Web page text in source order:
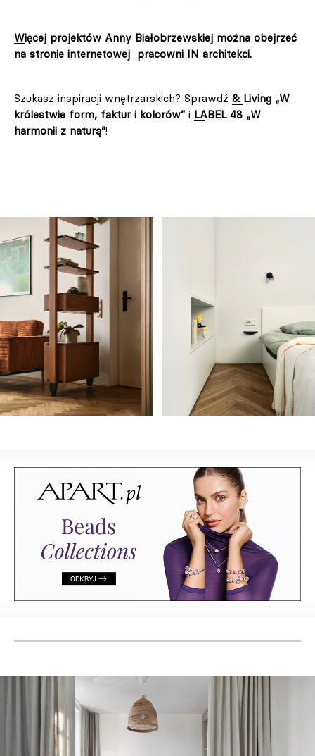
Więcej projektów Anny Białobrzewskiej można obejrzeć
na stronie internetowej pracowni IN architekci.
Szukasz inspiracji wnętrzarskich? Sprawdź & Living „W
królestwie form, faktur i kolorów” i LABEL 48 „W
harmonii z naturą”!